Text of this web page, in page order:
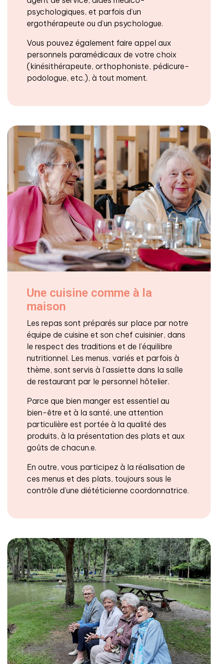
psychologiques, et parfois d’un
ergothérapeute ou d’un psychologue.
Vous pouvez également faire appel aux
personnels paramédicaux de votre choix
(kinésithérapeute, orthophoniste, pédicure-
podologue, etc.), à tout moment.
Une cuisine comme à la
maison
Les repas sont préparés sur place par notre
équipe de cuisine et son chef cuisinier, dans
le respect des traditions et de l’équilibre
nutritionnel. Les menus, variés et parfois à
thème, sont servis à l’assiette dans la salle
de restaurant par le personnel hôtelier.
Parce que bien manger est essentiel au
bien-être et à la santé, une attention
particulière est portée à la qualité des
produits, à la présentation des plats et aux
goûts de chacun.e.
En outre, vous participez à la réalisation de
ces menus et des plats, toujours sous le
contrôle d’une diététicienne coordonnatrice.